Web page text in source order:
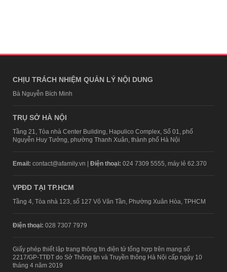
CHỊU TRÁCH NHIỆM QUẢN LÝ NỘI DUNG
Bà Nguyễn Bích Minh
TRỤ SỞ HÀ NỘI
Tầng 21, Tòa nhà Center Building, Hapulico Complex, Số 01, phố
Nguyễn Huy Tưởng, phường Thanh Xuân, thành phố Hà Nội
Email: contact@afamily.vn | Điện thoại: 024 7309 5555, máy lẻ 62.370
VPĐD TẠI TP.HCM
Tầng 4, Tòa nhà 123, số 127 Võ Văn Tần, Phường Xuân Hòa, TPHCM
Điện thoại: 028 7307 7979
Giấy phép thiết lập trang thông tin điện tử tổng hợp trên mạng số
2217/GP-TTĐT do Sở Thông tin và Truyền thông Hà Nội cấp ngày 10
tháng 4 năm 2019